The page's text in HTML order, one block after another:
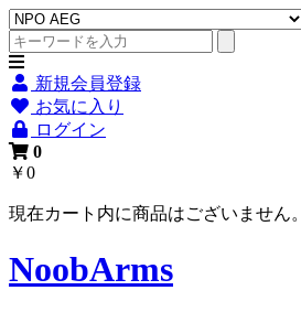
新規会員登録
お気に入り
ログイン
0
￥0
現在カート内に商品はございません。
NoobArms